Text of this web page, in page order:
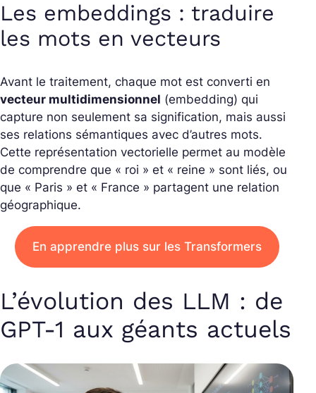
Les embeddings : traduire
les mots en vecteurs
Avant le traitement, chaque mot est converti en
vecteur multidimensionnel (embedding) qui
capture non seulement sa signification, mais aussi
ses relations sémantiques avec d’autres mots.
Cette représentation vectorielle permet au modèle
de comprendre que « roi » et « reine » sont liés, ou
que « Paris » et « France » partagent une relation
géographique.
En apprendre plus sur les Transformers
L’évolution des LLM : de
GPT-1 aux géants actuels